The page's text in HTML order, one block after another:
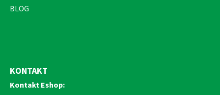
BLOG
KONTAKT
Kontakt Eshop: